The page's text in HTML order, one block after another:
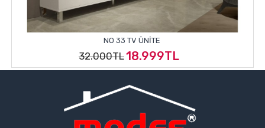
NO 33 TV ÜNITE
32.000TL18.999TL